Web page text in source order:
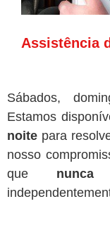
Assistência
Sábados,
Estamos
noite para
nosso
que